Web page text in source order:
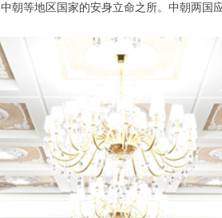
朝等地区国家的安身立命之所。中朝两国